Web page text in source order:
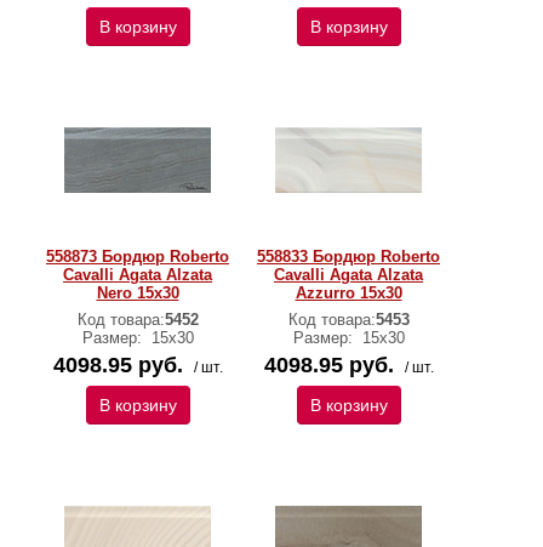
В корзину В корзину
558873 Бордюр Roberto
Cavalli Agata Alzata
Nero 15x30
Код товара:5452
Размер:
15х30
4098.95 руб. / шт.
В корзину
558833 Бордюр Roberto
Cavalli Agata Alzata
Azzurro 15x30
Код товара:5453
Размер:
15х30
4098.95 руб. / шт.
В корзину